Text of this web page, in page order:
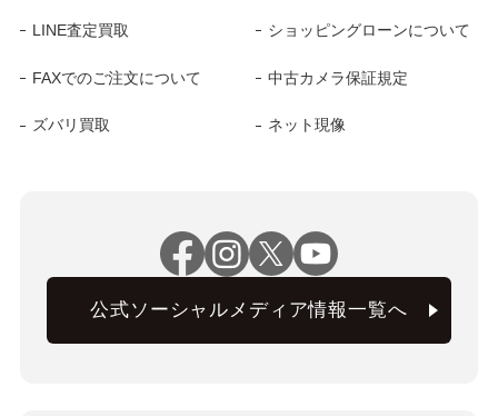
LINE査定買取 ショッピングローンについて
FAXでのご注文について 中古カメラ保証規定
ズバリ買取 ネット現像
公式ソーシャルメディア情報一覧へ